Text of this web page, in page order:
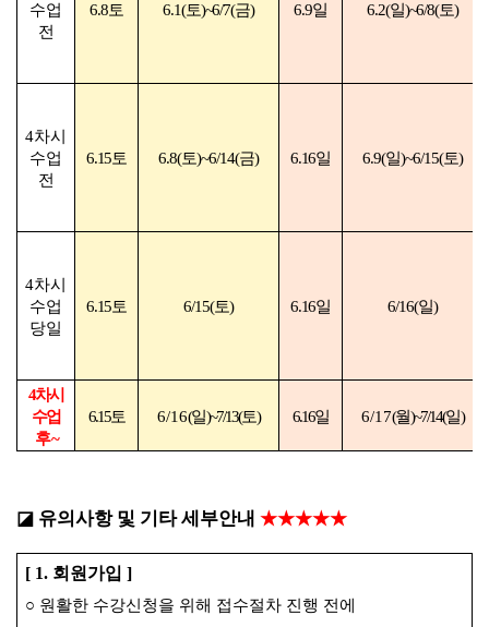
수업
전
6.8토 6.1(토)~6/7(금) 6.9일 6.2(일)~6/8(토)
4차시
수업
전
6.15토 6.8(토)~6/14(금) 6.16일 6.9(일)~6/15(토)
4차시
수업
당일
6.15토 6/15(토) 6.16일 6/16(일)
4차시
수업
후~
6.15토 6/16(일)~7/13(토) 6.16일 6/17(월)~7/14(일)
◪ 유의사항 및 기타 세부안내 ★★★★★
[ 1. 회원가입 ]
○ 원활한 수강신청을 위해 접수절차 진행 전에